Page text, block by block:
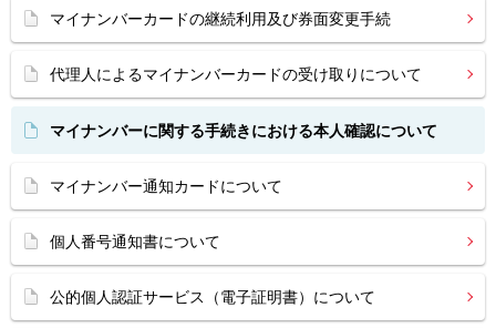
マイナンバーカードの継続利用及び券面変更手続
代理人によるマイナンバーカードの受け取りについて
マイナンバーに関する手続きにおける本人確認について
マイナンバー通知カードについて
個人番号通知書について
公的個人認証サービス（電子証明書）について